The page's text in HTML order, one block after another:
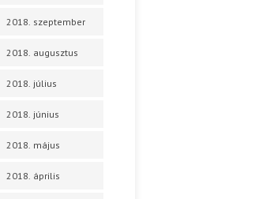
2018. szeptember
2018. augusztus
2018. július
2018. június
2018. május
2018. április